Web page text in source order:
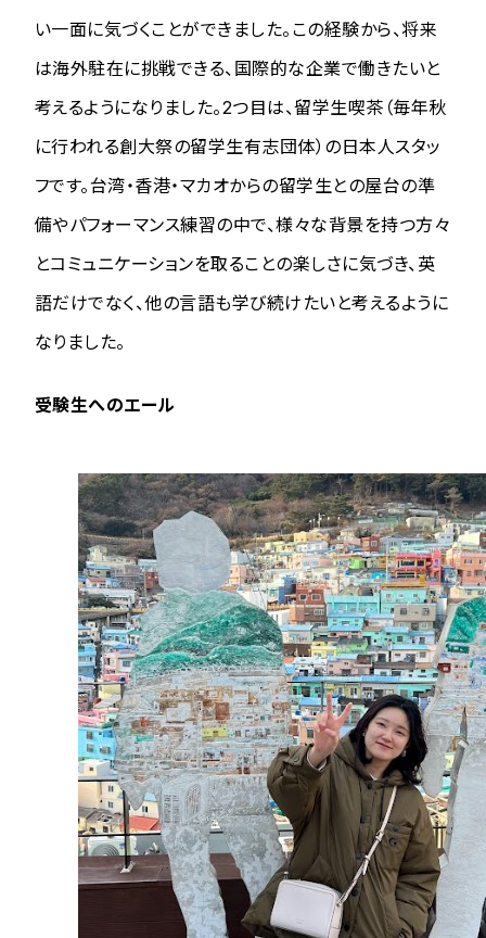
い一面に気づくことができました。この経験から、将来
は海外駐在に挑戦できる、国際的な企業で働きたいと
考えるようになりました。2つ目は、留学生喫茶（毎年秋
に行われる創大祭の留学生有志団体）の日本人スタッ
フです。台湾・香港・マカオからの留学生との屋台の準
備やパフォーマンス練習の中で、様々な背景を持つ方々
とコミュニケーションを取ることの楽しさに気づき、英
語だけでなく、他の言語も学び続けたいと考えるように
なりました。
受験生へのエール